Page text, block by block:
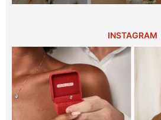
INSTAGRAM